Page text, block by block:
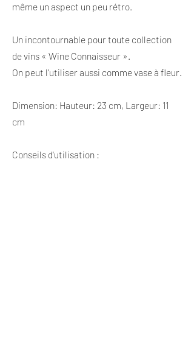
même un aspect un peu rétro.
Un incontournable pour toute collection
de vins « Wine Connaisseur ».
On peut l'utiliser aussi comme vase à fleur.
Dimension: Hauteur: 23 cm, Largeur: 11
cm
Conseils d'utilisation :